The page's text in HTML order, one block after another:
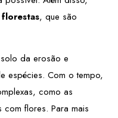
florestas, que são
da erosão e
espécies. Com o tempo,
como as
flores. Para mais